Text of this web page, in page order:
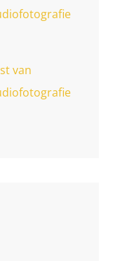
van